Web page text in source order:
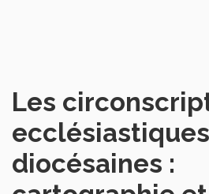
Les
diocésaines :